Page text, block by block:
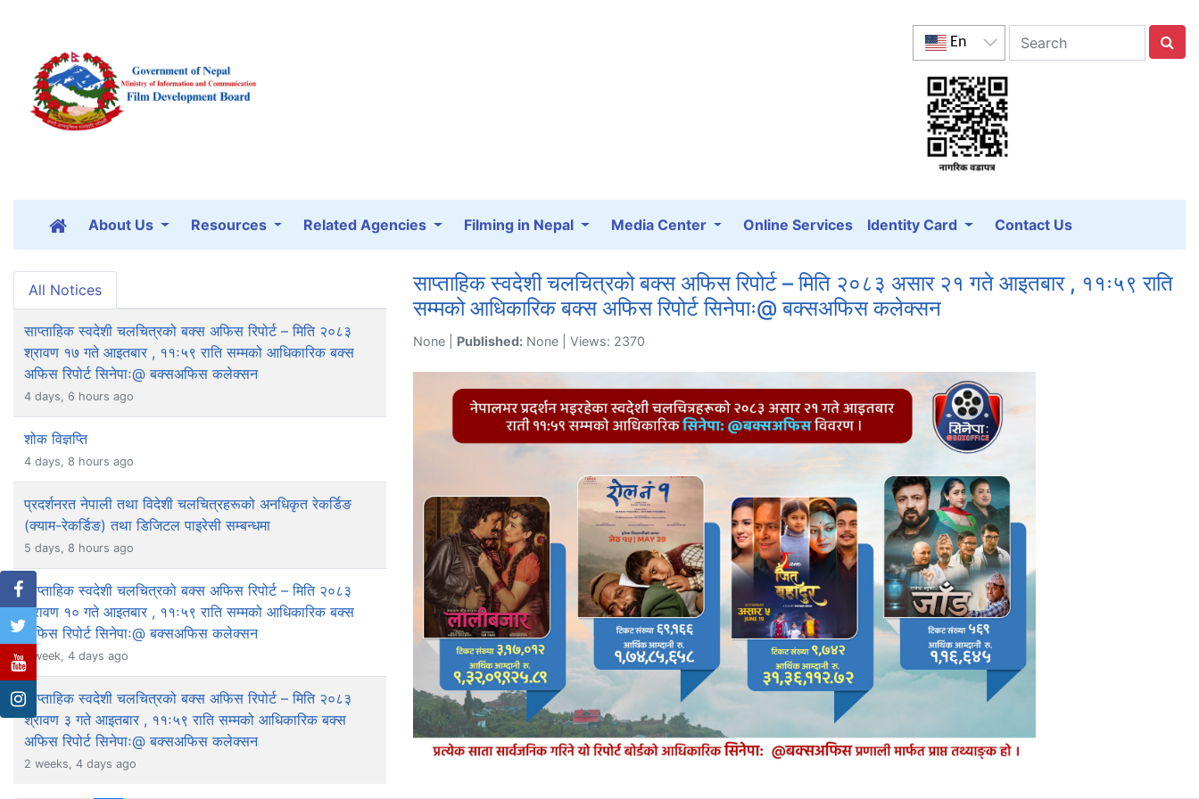
En
About Us Resources Related Agencies Filming in Nepal Media Center Online Services Identity Card Contact Us
All Notices
साप्ताहिक स्वदेशी चलचित्रको बक्स अफिस रिपोर्ट – मिति २०८३
श्रावण १७ गते आइतबार , ११ः५९ राति सम्मको आधिकारिक बक्स
अफिस रिपोर्ट सिनेपाः@ बक्सअफिस कलेक्सन
4 days, 6 hours ago
शोक विज्ञप्ति
4 days, 8 hours ago
प्रदर्शनरत नेपाली तथा विदेशी चलचित्रहरूको अनधिकृत रेकर्डिङ
(क्याम-रेकर्डिङ) तथा डिजिटल पाइरेसी सम्बन्धमा
5 days, 8 hours ago
साप्ताहिक स्वदेशी चलचित्रको बक्स अफिस रिपोर्ट – मिति २०८३
श्रावण १० गते आइतबार , ११ः५९ राति सम्मको आधिकारिक बक्स
अफिस रिपोर्ट सिनेपाः@ बक्सअफिस कलेक्सन
1 week, 4 days ago
साप्ताहिक स्वदेशी चलचित्रको बक्स अफिस रिपोर्ट – मिति २०८३
श्रावण ३ गते आइतबार , ११ः५९ राति सम्मको आधिकारिक बक्स
अफिस रिपोर्ट सिनेपाः@ बक्सअफिस कलेक्सन
2 weeks, 4 days ago
साप्ताहिक स्वदेशी चलचित्रको बक्स अफिस रिपोर्ट – मिति २०८३ असार २१ गते आइतबार , ११ः५९ राति
सम्मको आधिकारिक बक्स अफिस रिपोर्ट सिनेपाः@ बक्सअफिस कलेक्सन
None | Published: None | Views: 2370